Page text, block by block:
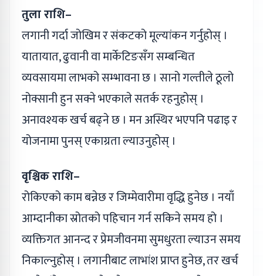
तुला राशि–
लगानी गर्दा जोखिम र संकटको मूल्यांकन गर्नुहोस् ।
यातायात, ढुवानी वा मार्केटिङसँग सम्बन्धित
व्यवसायमा लाभको सम्भावना छ । सानो गल्तीले ठूलो
नोक्सानी हुन सक्ने भएकाले सतर्क रहनुहोस् ।
अनावश्यक खर्च बढ्ने छ । मन अस्थिर भएपनि पढाइ र
योजनामा पुनस् एकाग्रता ल्याउनुहोस् ।
वृश्चिक राशि–
रोकिएको काम बन्नेछ र जिम्मेवारीमा वृद्धि हुनेछ । नयाँ
आम्दानीका स्रोतको पहिचान गर्न सकिने समय हो ।
व्यक्तिगत आनन्द र प्रेमजीवनमा सुमधुरता ल्याउन समय
निकाल्नुहोस् । लगानीबाट लाभांश प्राप्त हुनेछ, तर खर्च